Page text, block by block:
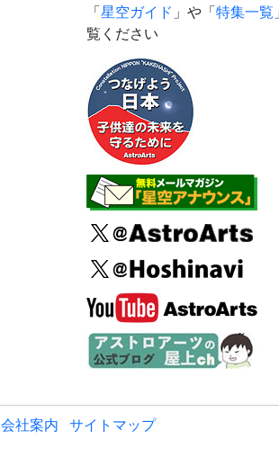
「星空ガイド 」や「特集一覧
覧ください
会社案内 サイトマップ